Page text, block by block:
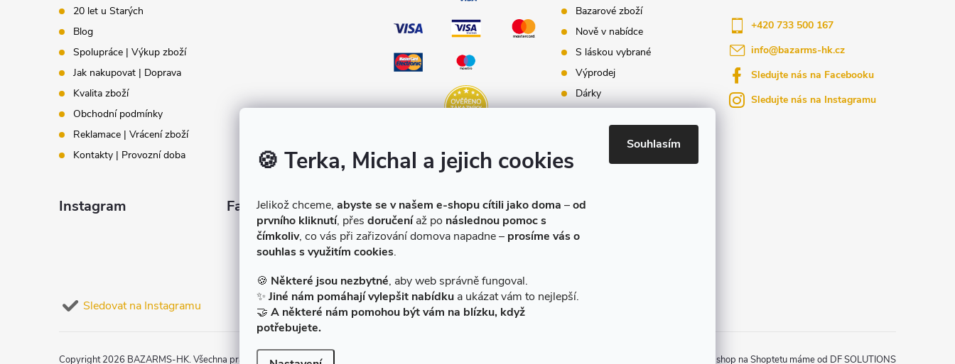
🍪 Terka, Michal a jejich cookies
Jelikož chceme, abyste se v našem e-shopu cítili jako doma –od
prvního kliknutí, přes doručeníaž po následnou pomoc s
čímkoliv, co vás při zařizování domova napadne – prosíme vás o
souhlas s využitím cookies.
🍪 Některé jsou nezbytné, aby web správně fungoval.
✨ Jiné nám pomáhají vylepšit nabídku a ukázat vám to nejlepší.
🤝 A některé nám pomohou být vám na blízku, když
potřebujete.
Souhlasím
20 let u Starých
Blog
Spolupráce | Výkup zboží
Jak nakupovat | Doprava
Kvalita zboží
Obchodní podmínky
Reklamace | Vrácení zboží
Kontakty | Provozní doba
Bazarové zboží
Nově v nabídce
S láskou vybrané
Výprodej
Dárky
e-shopu
info@bazarms-hk.cz
+420 733 500 167
Sledujte nás na Facebooku
Sledujte nás na Instagramu
Instagram
Sledovat na Instagramu
Facebook
Zprovozněný e-shop na Shoptetu máme od DF SOLUTIONS
Copyright 2026 BAZARMS-HK. Všechna práva vyhrazena.